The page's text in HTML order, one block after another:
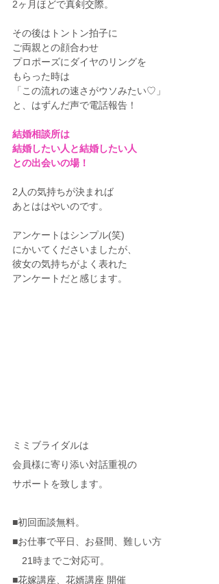
2ヶ月ほどで真剣交際。
その後はトントン拍子に
ご両親との顔合わせ
プロポーズにダイヤのリングを
もらった時は
「この流れの速さがウソみたい♡」
と、はずんだ声で電話報告！
結婚相談所は
結婚したい人と結婚したい人
との出会いの場！
2人の気持ちが決まれば
あとははやいのです。
アンケートはシンプル(笑)
にかいてくださいましたが、
彼女の気持ちがよく表れた
アンケートだと感じます。
ミミブライダルは
会員様に寄り添い対話重視の
サポートを致します。
■初回面談無料。
■お仕事で平日、お昼間、難しい方
21時までご対応可。
■花嫁講座、花婿講座 開催